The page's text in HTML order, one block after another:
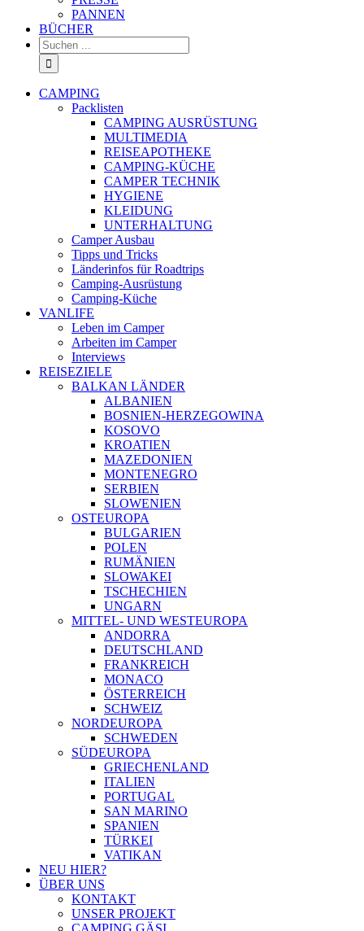
PANNEN
BÜCHER
Suche
nach:
CAMPING
Packlisten
CAMPING AUSRÜSTUNG
MULTIMEDIA
REISEAPOTHEKE
CAMPING-KÜCHE
CAMPER TECHNIK
HYGIENE
KLEIDUNG
UNTERHALTUNG
Camper Ausbau
Tipps und Tricks
Länderinfos für Roadtrips
Camping-Ausrüstung
Camping-Küche
VANLIFE
Leben im Camper
Arbeiten im Camper
Interviews
REISEZIELE
BALKAN LÄNDER
ALBANIEN
BOSNIEN-HERZEGOWINA
KOSOVO
KROATIEN
MAZEDONIEN
MONTENEGRO
SERBIEN
SLOWENIEN
OSTEUROPA
BULGARIEN
POLEN
RUMÄNIEN
SLOWAKEI
TSCHECHIEN
UNGARN
MITTEL- UND WESTEUROPA
ANDORRA
DEUTSCHLAND
FRANKREICH
MONACO
ÖSTERREICH
SCHWEIZ
NORDEUROPA
SCHWEDEN
SÜDEUROPA
GRIECHENLAND
ITALIEN
PORTUGAL
SAN MARINO
SPANIEN
TÜRKEI
VATIKAN
NEU HIER?
ÜBER UNS
KONTAKT
UNSER PROJEKT
CAMPING GÄSI